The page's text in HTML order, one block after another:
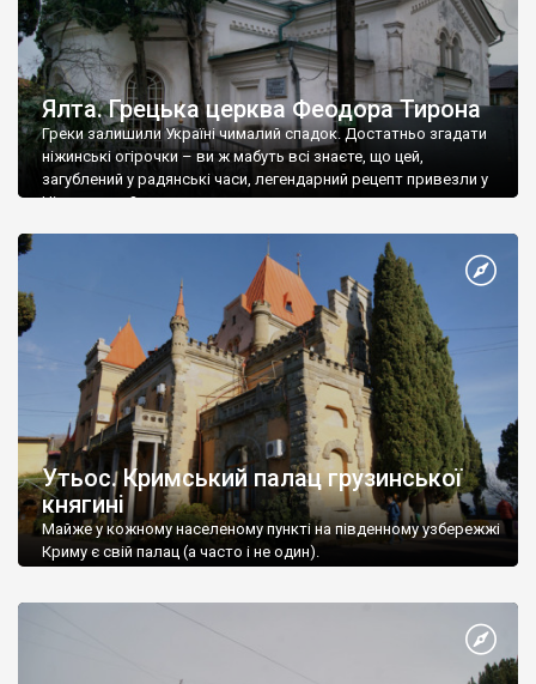
Ялта. Грецька церква Феодора Тирона
Греки залишили Україні чималий спадок. Достатньо згадати
ніжинські огірочки – ви ж мабуть всі знаєте, що цей,
загублений у радянські часи, легендарний рецепт привезли у
Ніжин греки?
Утьос. Кримський палац грузинської
княгині
Майже у кожному населеному пункті на південному узбережжі
Криму є свій палац (а часто і не один).